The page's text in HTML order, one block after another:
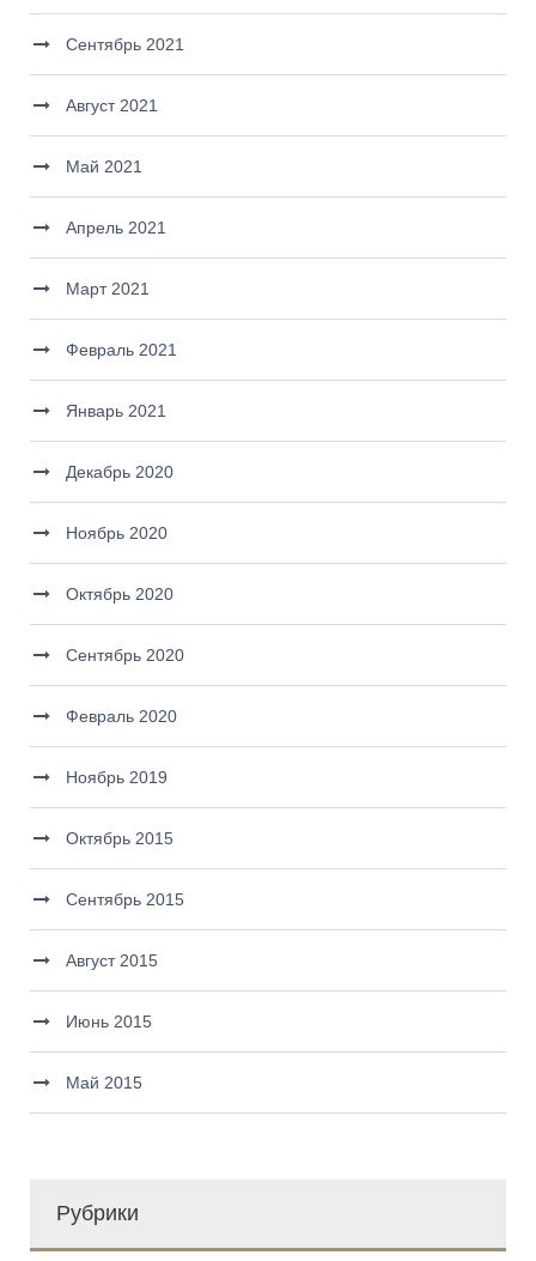
Сентябрь 2021
Август 2021
Май 2021
Апрель 2021
Март 2021
Февраль 2021
Январь 2021
Декабрь 2020
Ноябрь 2020
Октябрь 2020
Сентябрь 2020
Февраль 2020
Ноябрь 2019
Октябрь 2015
Сентябрь 2015
Август 2015
Июнь 2015
Май 2015
Рубрики